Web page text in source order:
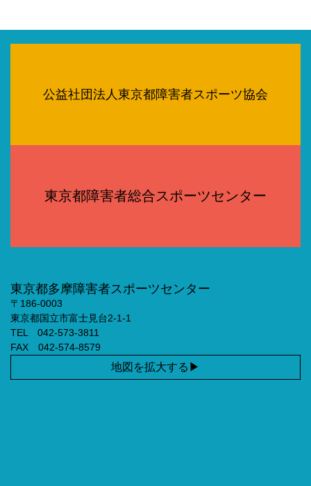
公益社団法人東京都障害者スポーツ協会
東京都障害者総合スポーツセンター
東京都多摩障害者スポーツセンター
〒186-0003
東京都国立市富士見台2-1-1
TEL 042-573-3811
FAX 042-574-8579
地図を拡大する